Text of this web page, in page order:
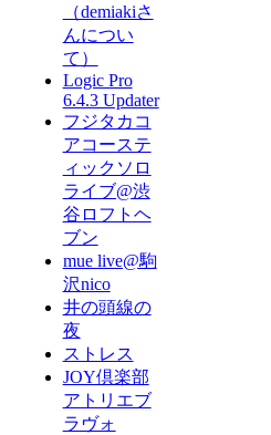
（demiakiさ
んについ
て）
Logic Pro
6.4.3 Updater
フジタカコ
アコーステ
ィックソロ
ライブ@渋
谷ロフトヘ
ブン
mue live@駒
沢nico
井の頭線の
夜
ストレス
JOY倶楽部
アトリエブ
ラヴォ